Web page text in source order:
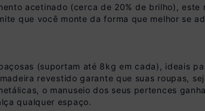
acetinado (cerca de 20% de brilho),
que você monte da forma que melhor se
(suportam até 8kg em cada), ideais
revestido garante que suas roupas,
o manuseio dos seus pertences
qualquer espaço.